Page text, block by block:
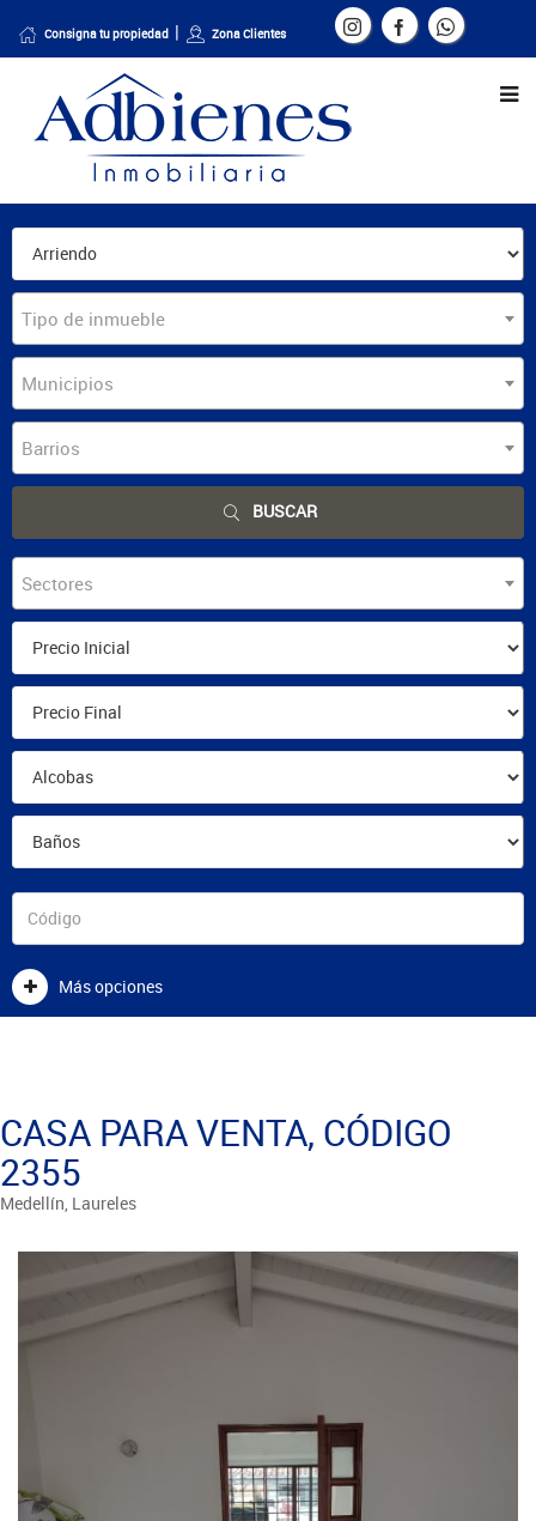
Consigna tu propiedad Zona Clientes
Tipo de inmueble
Municipios
Barrios
BUSCAR
Sectores
Más opciones
CASA PARA VENTA, CÓDIGO
2355
Medellín, Laureles